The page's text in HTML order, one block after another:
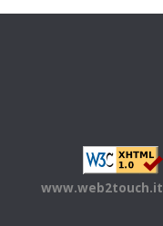
www.web2touch.it